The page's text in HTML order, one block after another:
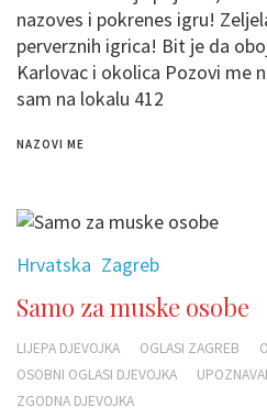
nazoves i pokrenes igru!
perverznih igrica! Bit je da
Karlovac i okolica Pozovi me
sam na lokalu 412
NAZOVI ME
Hrvatska Zagreb
Samo za muske osobe
LIJEPA DJEVOJKA OGLASI ZAGREB
OSOBNI OGLASI DJEVOJKA
ZGODNA DJEVOJKA